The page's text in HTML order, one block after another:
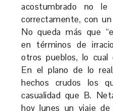
acostumbrado no le
correctamente, con
No queda más que
en términos de
otros pueblos, lo cual
En el plano de lo
hechos crudos los
casualidad que B.
hoy lunes un viaje